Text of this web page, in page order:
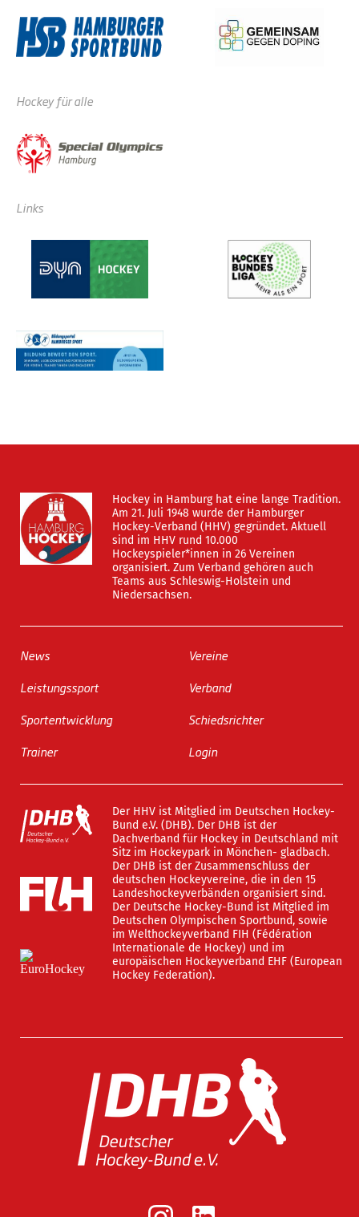
Hockey für alle
Links
Hockey in Hamburg hat eine lange Tradition.
Am 21. Juli 1948 wurde der Hamburger
Hockey-Verband (HHV) gegründet. Aktuell
sind im HHV rund 10.000
Hockeyspieler*innen in 26 Vereinen
organisiert. Zum Verband gehören auch
Teams aus Schleswig-Holstein und
Niedersachsen.
News
Leistungssport
Sportentwicklung
Trainer
Vereine
Verband
Schiedsrichter
Login
Der HHV ist Mitglied im Deutschen Hockey-
Bund e.V. (DHB). Der DHB ist der
Dachverband für Hockey in Deutschland mit
Sitz im Hockeypark in Mönchen- gladbach.
Der DHB ist der Zusammenschluss der
deutschen Hockeyvereine, die in den 15
Landeshockeyverbänden organisiert sind.
Der Deutsche Hockey-Bund ist Mitglied im
Deutschen Olympischen Sportbund, sowie
im Welthockeyverband FIH (Fédération
Internationale de Hockey) und im
europäischen Hockeyverband EHF (European
Hockey Federation).